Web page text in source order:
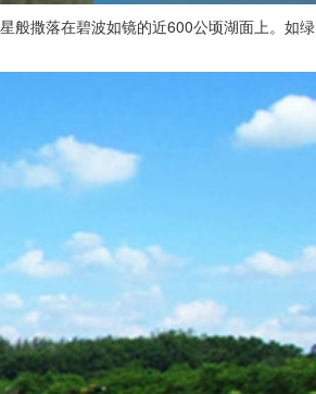
般撒落在碧波如镜的近600公顷湖面上。如绿